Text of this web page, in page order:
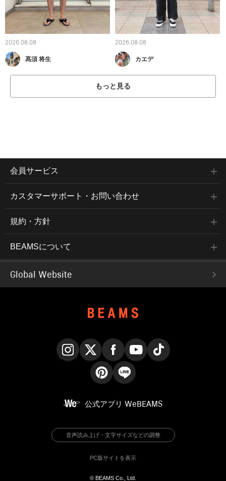
2026.08.08
髙須 将生
2026.08.08
カエデ
もっと見る
会員サービス
カスタマーサポート・お問い合わせ
規約・方針
BEAMSについて
Global Website
公式アプリ WeBEAMS
音声読み上げ・文字サイズなどの調整
PC版サイトを表示
© BEAMS Co., Ltd.